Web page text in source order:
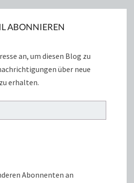
ABONNIEREN
an, um diesen Blog zu
über neue
erhalten.
Abonnenten an